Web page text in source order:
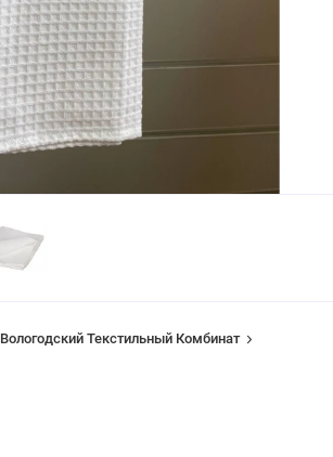
Вологодский Текстильный Комбинат